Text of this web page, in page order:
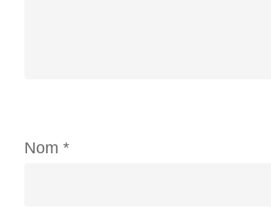
Nom *